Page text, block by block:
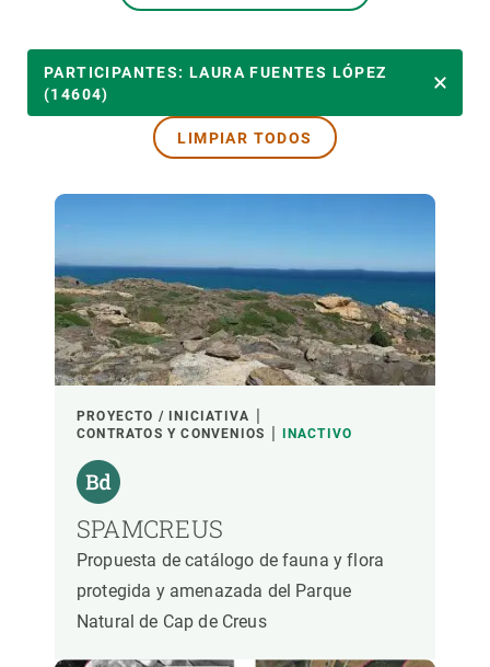
TEMAS TRANSVERSALES
LIDERADO POR
PARTICIPANTES
FINANCIACIÓN
AÑO DE INICIO
LIDERAZGO CREAF LIDERAZGO EXTERNO
- CUALQUIERA - ACTIVO
PARTICIPANTES: LAURA FUENTES LÓPEZ
(14604)
LIMPIAR TODOS
PROYECTO / INICIATIVA
CONTRATOS Y CONVENIOS
INACTIVO
SPAMCREUS
Propuesta de catálogo de fauna y flora
protegida y amenazada del Parque
Natural de Cap de Creus